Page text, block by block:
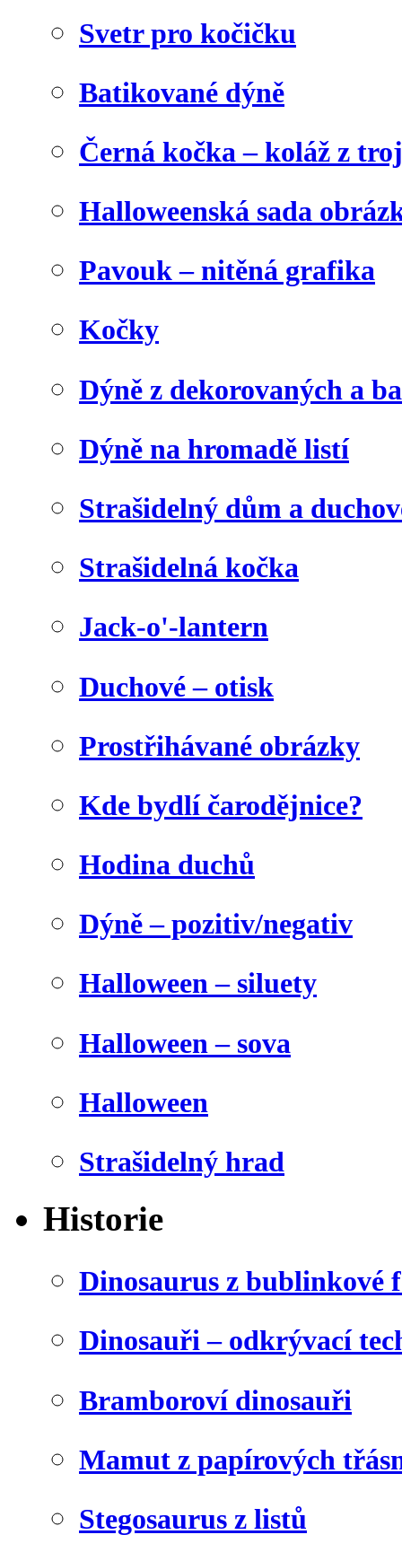
Svetr pro kočičku
Batikované dýně
Černá kočka – koláž z
Halloweenská sada
Pavouk – nitěná grafika
Kočky
Dýně z dekorovaných a
Dýně na hromadě listí
Strašidelný dům a
Strašidelná kočka
Jack-o'-lantern
Duchové – otisk
Prostřihávané obrázky
Kde bydlí čarodějnice?
Hodina duchů
Dýně – pozitiv/negativ
Halloween – siluety
Halloween – sova
Halloween
Strašidelný hrad
Historie
Dinosaurus z bublinkové
Dinosauři – odkrývací
Bramboroví dinosauři
Mamut z papírových
Stegosaurus z listů